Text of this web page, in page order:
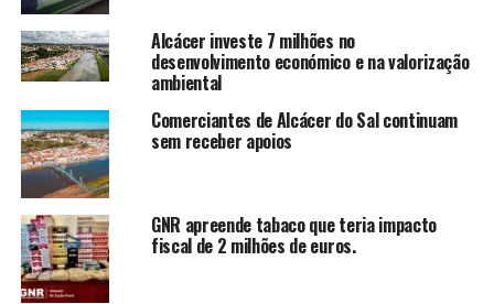
Alcácer investe 7 milhões no
desenvolvimento económico e na valorização
ambiental
Comerciantes de Alcácer do Sal continuam
sem receber apoios
GNR apreende tabaco que teria impacto
fiscal de 2 milhões de euros.